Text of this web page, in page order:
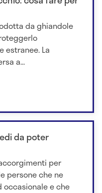
da ghiandole
estranee. La
a...
da poter
per
persone che ne
e che